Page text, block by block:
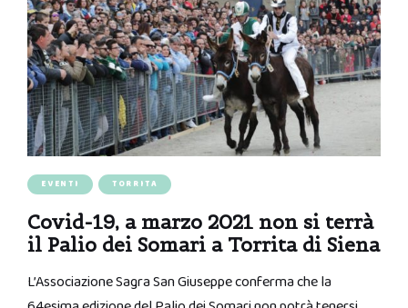
EVENTI TORRITA
Covid-19, a marzo 2021 non si terrà
il Palio dei Somari a Torrita di Siena
L’Associazione Sagra San Giuseppe conferma che la